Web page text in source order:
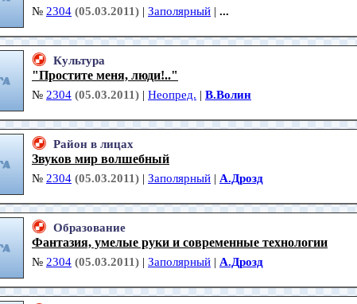
№ 2304 (05.03.2011) | Заполярный | ...
Культура
"Простите меня, люди!.."
№ 2304 (05.03.2011) | Неопред. | В.Волин
Район в лицах
Звуков мир волшебный
№ 2304 (05.03.2011) | Заполярный | А.Дрозд
Образование
Фантазия, умелые руки и современные технологии
№ 2304 (05.03.2011) | Заполярный | А.Дрозд